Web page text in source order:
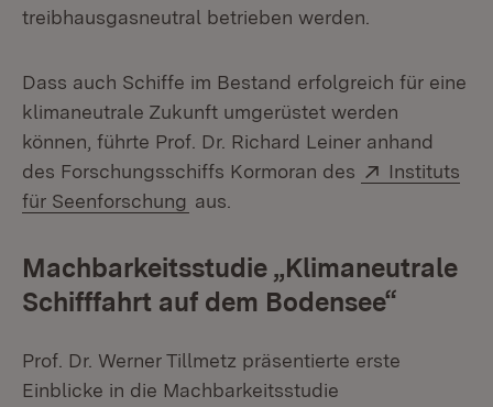
treibhausgasneutral betrieben werden.
Dass auch Schiffe im Bestand erfolgreich für eine
klimaneutrale Zukunft umgerüstet werden
können, führte Prof. Dr. Richard Leiner anhand
des Forschungsschiffs Kormoran des
Extern:
Instituts
für Seenforschung (Öffnet in neuem Fenster)
aus.
Machbarkeitsstudie „Klimaneutrale
Schifffahrt auf dem Bodensee“
Prof. Dr. Werner Tillmetz präsentierte erste
Einblicke in die Machbarkeitsstudie